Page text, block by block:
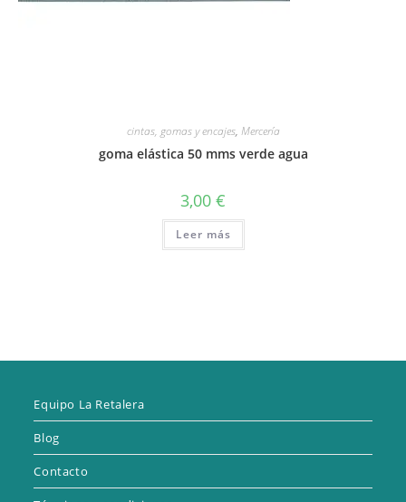
cintas, gomas y encajes, Mercería
goma elástica 50 mms verde agua
3,00 €
Leer más
Equipo La Retalera
Blog
Contacto